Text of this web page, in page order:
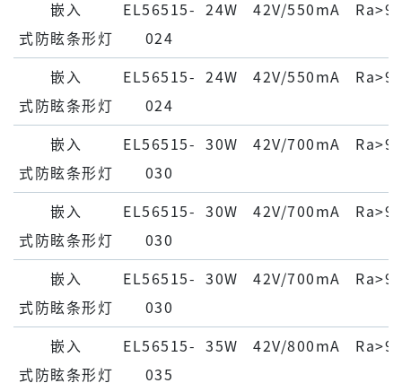
嵌⼊
式防眩条形灯
EL56515-
024
24W 42V/550mA
嵌⼊
式防眩条形灯
EL56515-
024
24W 42V/550mA
嵌⼊
式防眩条形灯
EL56515-
030
30W 42V/700mA
嵌⼊
式防眩条形灯
EL56515-
030
30W 42V/700mA
嵌⼊
式防眩条形灯
EL56515-
030
30W 42V/700mA
嵌⼊
式防眩条形灯
EL56515-
035
35W 42V/800mA